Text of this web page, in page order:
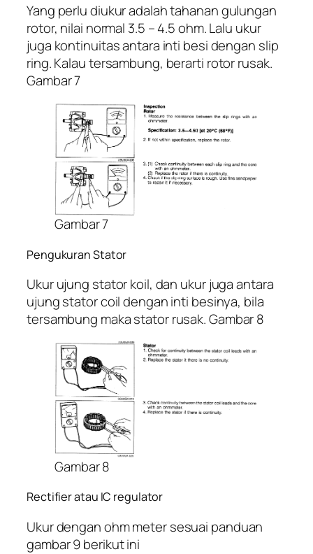
Yang perlu diukur adalah tahanan gulungan
rotor, nilai normal 3.5 – 4.5 ohm. Lalu ukur
juga kontinuitas antara inti besi dengan slip
ring. Kalau tersambung, berarti rotor rusak.
Gambar 7
Gambar 7
Pengukuran Stator
Ukur ujung stator koil, dan ukur juga antara
ujung stator coil dengan inti besinya, bila
tersambung maka stator rusak. Gambar 8
Gambar 8
Rectifier atau IC regulator
Ukur dengan ohm meter sesuai panduan
gambar 9 berikut ini